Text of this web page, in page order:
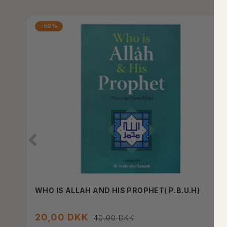
-50%
WHO IS ALLAH AND HIS PROPHET( P.B.U.H)
20,00 DKK 40,00 DKK